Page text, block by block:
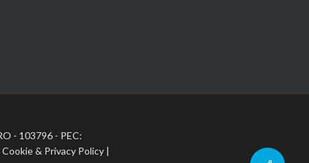
- 103796 - PEC:
& Privacy Policy|